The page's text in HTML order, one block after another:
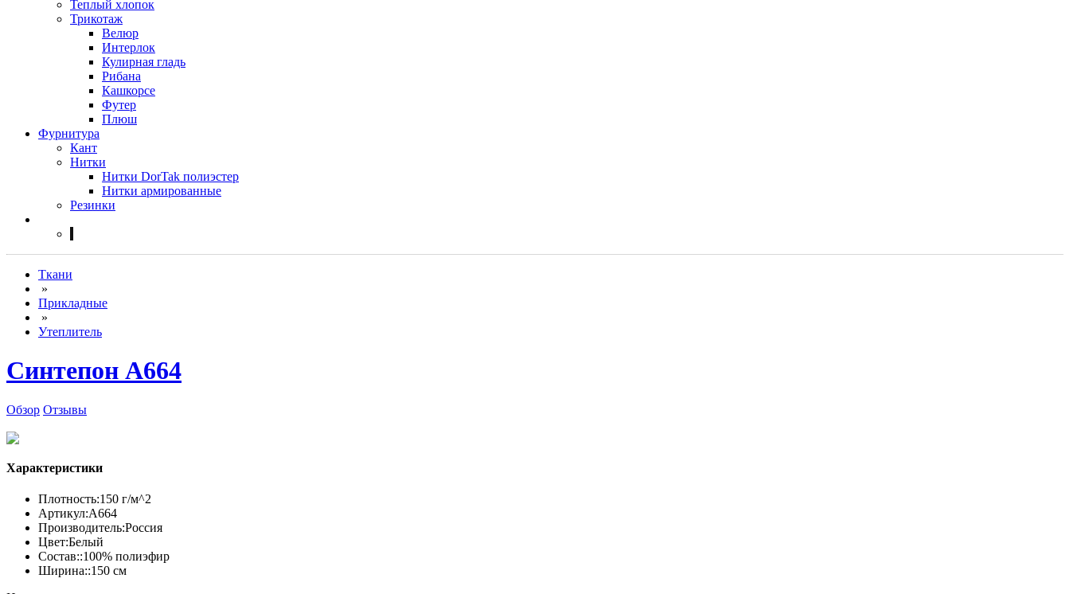
Теплый хлопок
Трикотаж
Велюр
Интерлок
Кулирная гладь
Рибана
Кашкорсе
Футер
Плюш
Фурнитура
Кант
Нитки
Нитки DorTak полиэстер
Нитки армированные
Резинки
Ткани
»
Прикладные
»
Утеплитель
Синтепон А664
Обзор Отзывы
Характеристики
Плотность:150 г/м^2
Артикул:А664
Производитель:Россия
Цвет:Белый
Состав::100% полиэфир
Ширина::150 см